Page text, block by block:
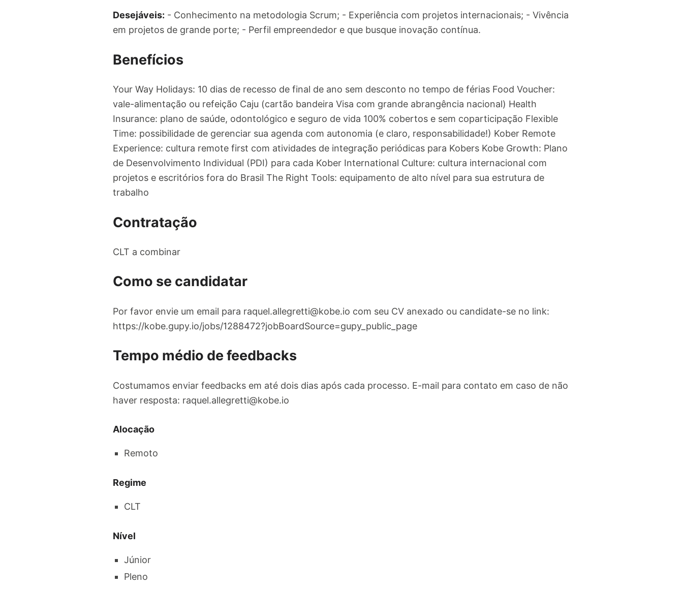
Desejáveis: - Conhecimento na metodologia Scrum; - Experiência com projetos internacionais; - Vivência
em projetos de grande porte; - Perfil empreendedor e que busque inovação contínua.
Benefícios
Your Way Holidays: 10 dias de recesso de final de ano sem desconto no tempo de férias Food Voucher:
vale-alimentação ou refeição Caju (cartão bandeira Visa com grande abrangência nacional) Health
Insurance: plano de saúde, odontológico e seguro de vida 100% cobertos e sem coparticipação Flexible
Time: possibilidade de gerenciar sua agenda com autonomia (e claro, responsabilidade!) Kober Remote
Experience: cultura remote first com atividades de integração periódicas para Kobers Kobe Growth: Plano
de Desenvolvimento Individual (PDI) para cada Kober International Culture: cultura internacional com
projetos e escritórios fora do Brasil The Right Tools: equipamento de alto nível para sua estrutura de
trabalho
Contratação
CLT a combinar
Como se candidatar
Por favor envie um email para raquel.allegretti@kobe.io com seu CV anexado ou candidate-se no link:
https://kobe.gupy.io/jobs/1288472?jobBoardSource=gupy_public_page
Tempo médio de feedbacks
Costumamos enviar feedbacks em até dois dias após cada processo. E-mail para contato em caso de não
haver resposta: raquel.allegretti@kobe.io
Alocação
Remoto
Regime
CLT
Nível
Júnior
Pleno